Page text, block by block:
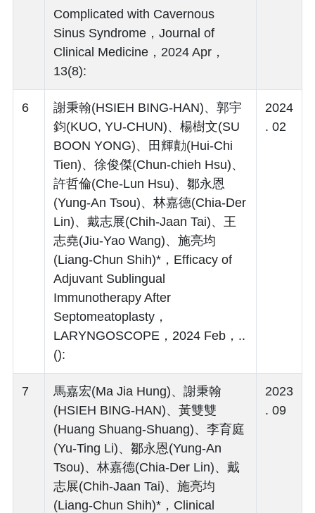
Complicated with Cavernous
Sinus Syndrome，Journal of
Clinical Medicine，2024 Apr，
13(8):
6
謝秉翰(HSIEH BING-HAN)、郭宇
鈞(KUO, YU-CHUN)、楊樹文(SU
BOON YONG)、田輝勣(Hui-Chi
Tien)、徐俊傑(Chun-chieh Hsu)、
許哲倫(Che-Lun Hsu)、鄒永恩
(Yung-An Tsou)、林嘉德(Chia-Der
Lin)、戴志展(Chih-Jaan Tai)、王
志堯(Jiu-Yao Wang)、施亮均
(Liang-Chun Shih)*，Efficacy of
Adjuvant Sublingual
Immunotherapy After
Septomeatoplasty，
LARYNGOSCOPE，2024 Feb，..
():
2024
. 02
7
馬嘉宏(Ma Jia Hung)、謝秉翰
(HSIEH BING-HAN)、黃雙雙
(Huang Shuang-Shuang)、李育庭
(Yu-Ting Li)、鄒永恩(Yung-An
Tsou)、林嘉德(Chia-Der Lin)、戴
志展(Chih-Jaan Tai)、施亮均
(Liang-Chun Shih)*，Clinical
2023
. 09